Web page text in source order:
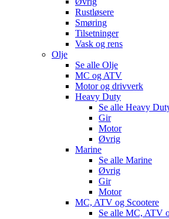
Rustløsere
Smøring
Tilsetninger
Vask og rens
Olje
Se alle Olje
MC og ATV
Motor og drivverk
Heavy Duty
Se alle Heavy
Gir
Motor
Øvrig
Marine
Se alle Marine
Øvrig
Gir
Motor
MC, ATV og Scootere
Se alle MC, ATV